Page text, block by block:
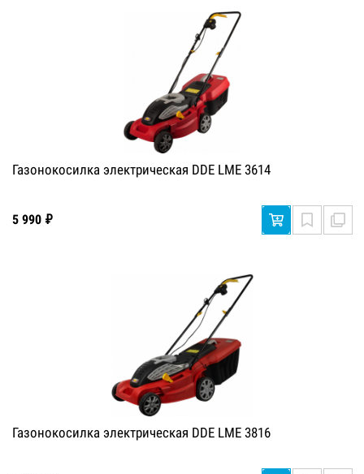
Газонокосилка электрическая DDE LME 3614
5 990 ₽
Газонокосилка электрическая DDE LME 3816